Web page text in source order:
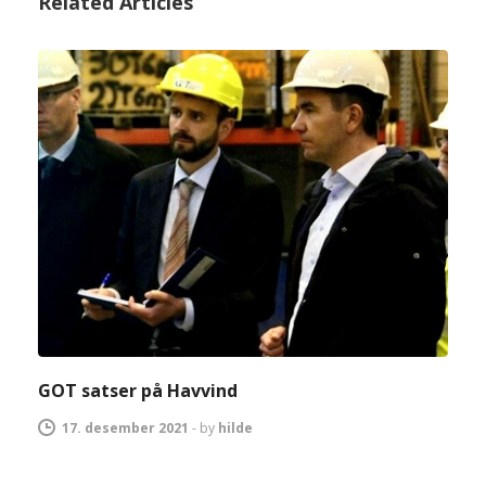
GOT satser på Havvind
17. desember 2021 - by hilde